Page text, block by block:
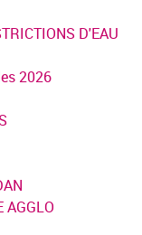
D'EAU
2026
AGGLO